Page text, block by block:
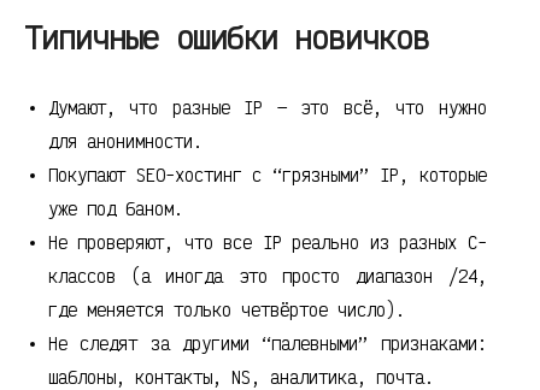
Типичные ошибки новичков
Думают, что разные IP — это всё, что нужно
для анонимности.
Покупают SEO-хостинг с “грязными” IP, которые
уже под баном.
Не проверяют, что все IP реально из разных C-
классов (а иногда это просто диапазон /24,
где меняется только четвёртое число).
Не следят за другими “палевными” признаками:
шаблоны, контакты, NS, аналитика, почта.